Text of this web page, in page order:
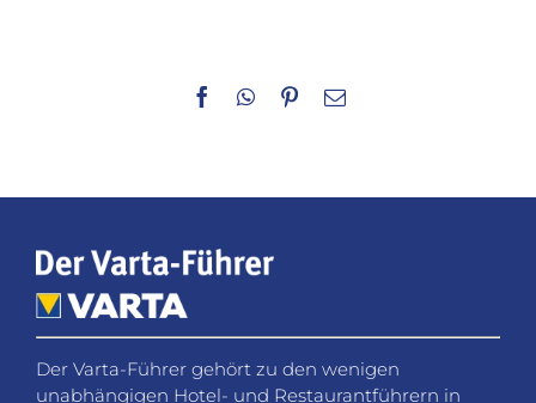
Facebook
WhatsApp
Pinterest
E-
Der Varta-Führer gehört zu den wenigen
unabhängigen Hotel- und Restaurantführern in